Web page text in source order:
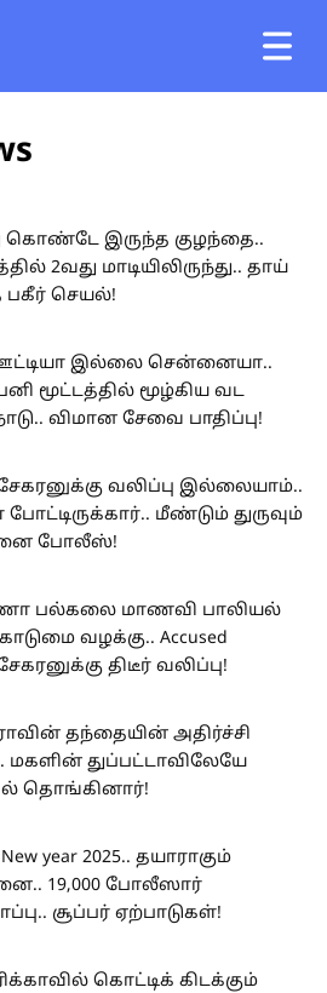
கொண்டே இருந்த குழந்தை..
2வது மாடியிலிருந்து.. தாய்
பகீர் செயல்!
இல்லை சென்னையா..
மூட்டத்தில் மூழ்கிய வட
விமான சேவை பாதிப்பு!
வலிப்பு இல்லையாம்..
போட்டிருக்கார்.. மீண்டும் துருவும்
போலீஸ்!
பல்கலை மாணவி பாலியல்
வழக்கு.. Accused
திடீர் வலிப்பு!
தந்தையின் அதிர்ச்சி
மகளின் துப்பட்டாவிலேயே
தொங்கினார்!
New year 2025.. தயாராகும்
19,000 போலீஸார்
சூப்பர் ஏற்பாடுகள்!
கொட்டிக் கிடக்கும்